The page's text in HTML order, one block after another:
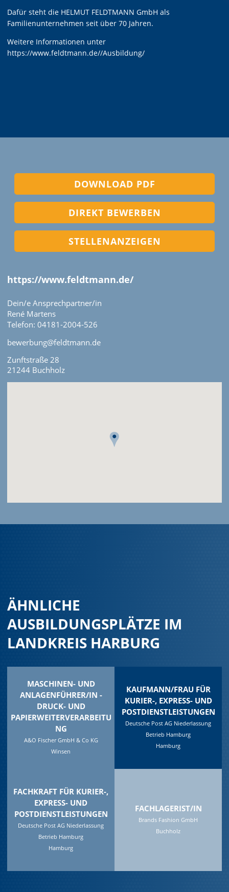
Dafür steht die HELMUT FELDTMANN GmbH als
Familienunternehmen seit über 70 Jahren.
Weitere Informationen unter
https://www.feldtmann.de//Ausbildung/
https://www.feldtmann.de/
Dein/e Ansprechpartner/in
René Martens
Telefon: 04181-2004-526
bewerbung@feldtmann.de
Zunftstraße 28
21244 Buchholz
DOWNLOAD PDF
DIREKT BEWERBEN
STELLENANZEIGEN
ÄHNLICHE
AUSBILDUNGSPLÄTZE IM
LANDKREIS HARBURG
MASCHINEN- UND
ANLAGENFÜHRER/IN -
DRUCK- UND
PAPIERWEITERVERARBEITU
NG
A&O Fischer GmbH & Co KG
Winsen
KAUFMANN/FRAU FÜR
KURIER-, EXPRESS- UND
POSTDIENSTLEISTUNGEN
Deutsche Post AG Niederlassung
Betrieb Hamburg
Hamburg
FACHKRAFT FÜR KURIER-,
EXPRESS- UND
POSTDIENSTLEISTUNGEN
Deutsche Post AG Niederlassung
Betrieb Hamburg
Hamburg
FACHLAGERIST/IN
Brands Fashion GmbH
Buchholz